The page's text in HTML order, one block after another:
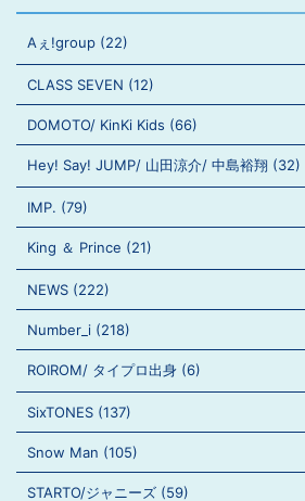
Aぇ!group (22)
CLASS SEVEN (12)
DOMOTO/ KinKi Kids (66)
Hey! Say! JUMP/ 山田涼介/ 中島裕翔 (32)
IMP. (79)
King ＆ Prince (21)
NEWS (222)
Number_i (218)
ROIROM/ タイプロ出身 (6)
SixTONES (137)
Snow Man (105)
STARTO/ジャニーズ (59)